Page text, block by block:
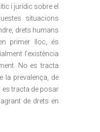
i jurídic sobre el
situacions
drets humans
primer lloc, és
l’existència
No es tracta
la prevalença, de
es tracta de posar
de drets en